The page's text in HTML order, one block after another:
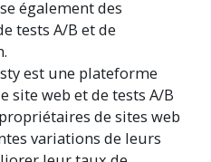
également des
tests A/B et de
est une plateforme
site web et de tests A/B
de sites web
variations de leurs